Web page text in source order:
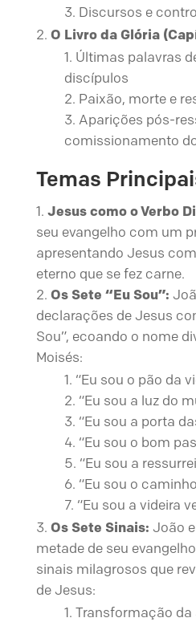
Discursos e
O Livro da Glória
Últimas palavras
discípulos
Paixão, morte e
Aparições pós-
comissionamento
Temas
Jesus como o Verbo
seu evangelho com um
apresentando Jesus
eterno que se fez carne.
Os Sete “Eu Sou”:
declarações de Jesus
Sou”, ecoando o nome
Moisés:
“Eu sou o pão da
“Eu sou a luz do
“Eu sou a porta
“Eu sou o bom
“Eu sou a
“Eu sou o
“Eu sou a videira
Os Sete Sinais: João
metade de seu
sinais milagrosos que
de Jesus:
Transformação da